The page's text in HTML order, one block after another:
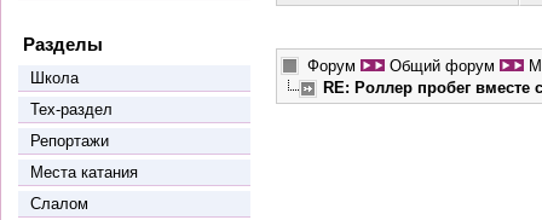
Разделы
Школа
Тех-раздел
Репортажи
Места катания
Слалом
Форум Общий форум
RE: Роллер пробег